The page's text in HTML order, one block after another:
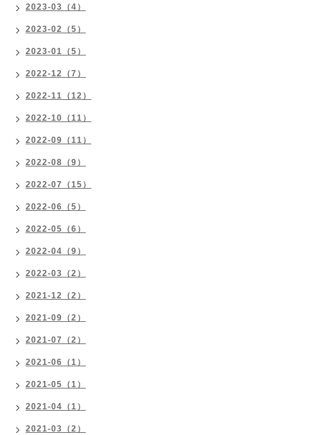
2023-03（4）
2023-02（5）
2023-01（5）
2022-12（7）
2022-11（12）
2022-10（11）
2022-09（11）
2022-08（9）
2022-07（15）
2022-06（5）
2022-05（6）
2022-04（9）
2022-03（2）
2021-12（2）
2021-09（2）
2021-07（2）
2021-06（1）
2021-05（1）
2021-04（1）
2021-03（2）